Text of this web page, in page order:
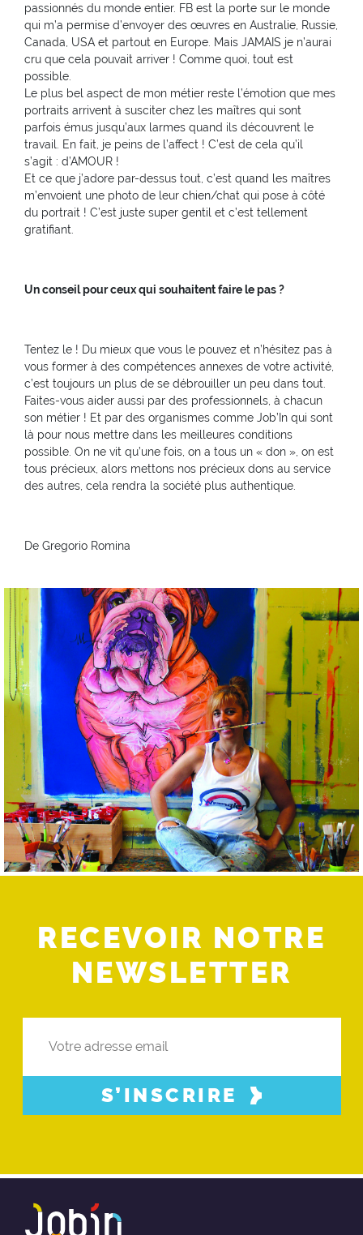
passionnés du monde entier. FB est la porte sur le monde
qui m’a permise d’envoyer des œuvres en Australie, Russie,
Canada, USA et partout en Europe. Mais JAMAIS je n’aurai
cru que cela pouvait arriver ! Comme quoi, tout est
possible.
Le plus bel aspect de mon métier reste l’émotion que mes
portraits arrivent à susciter chez les maîtres qui sont
parfois émus jusqu’aux larmes quand ils découvrent le
travail. En fait, je peins de l’affect ! C’est de cela qu’il
s’agit : d’AMOUR !
Et ce que j’adore par-dessus tout, c’est quand les maîtres
m’envoient une photo de leur chien/chat qui pose à côté
du portrait ! C’est juste super gentil et c’est tellement
gratifiant.
Un conseil pour ceux qui souhaitent faire le pas ?
Tentez le ! Du mieux que vous le pouvez et n’hésitez pas à
vous former à des compétences annexes de votre activité,
c’est toujours un plus de se débrouiller un peu dans tout.
Faites-vous aider aussi par des professionnels, à chacun
son métier ! Et par des organismes comme Job’In qui sont
là pour nous mettre dans les meilleures conditions
possible. On ne vit qu’une fois, on a tous un « don », on est
tous précieux, alors mettons nos précieux dons au service
des autres, cela rendra la société plus authentique.
De Gregorio Romina
RECEVOIR NOTRE
NEWSLETTER
S’INSCRIRE